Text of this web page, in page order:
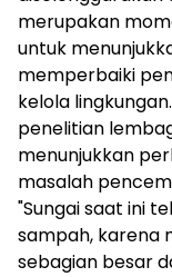
merupakan
untuk
memperbaiki
kelola
penelitian
menunjukkan
masalah
"Sungai saat ini
sampah, karena
sebagian besar